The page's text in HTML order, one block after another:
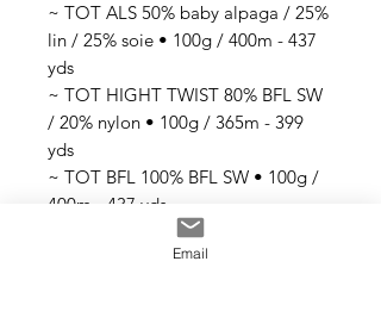
~ TOT ALS 50% baby alpaga / 25%
lin / 25% soie • 100g / 400m - 437
yds
~ TOT HIGHT TWIST 80% BFL SW
/ 20% nylon • 100g / 365m - 399
yds
~ TOT BFL 100% BFL SW • 100g /
400m - 437 yds
~ TOT TWIST 100% mérinos SW •
100g / 365m - 399 yds
Email